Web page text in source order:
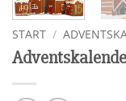
START /